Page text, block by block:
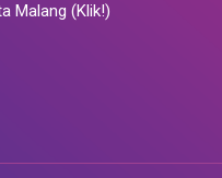
Malang (Klik!)